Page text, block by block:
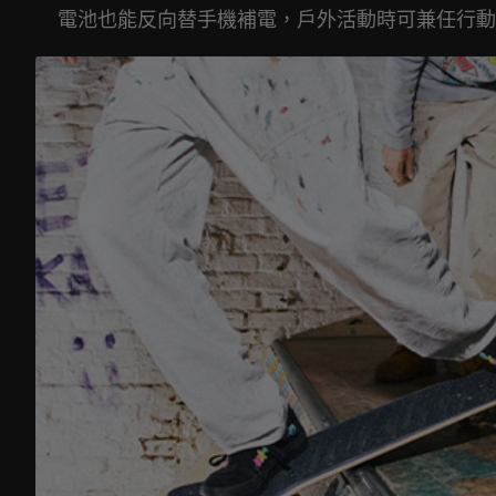
電池也能反向替手機補電，戶外活動時可兼任行